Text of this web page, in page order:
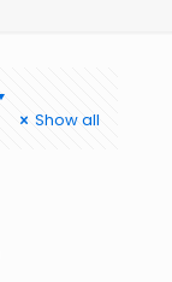
Show all